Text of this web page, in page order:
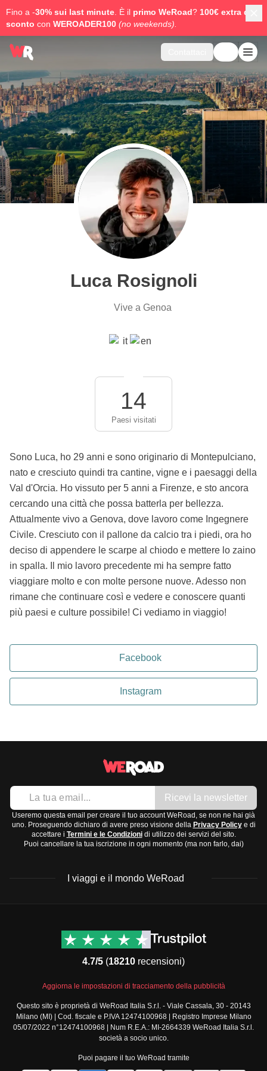
Fino a -30% sui last minute . È il primo WeRoad? 100€ extra di
sconto con WEROADER100 (no weekends).
Luca Rosignoli
Vive a Genoa
14
Paesi visitati
Sono Luca, ho 29 anni e sono originario di Montepulciano,
nato e cresciuto quindi tra cantine, vigne e i paesaggi della
Val d'Orcia. Ho vissuto per 5 anni a Firenze, e sto ancora
cercando una città che possa batterla per bellezza.
Attualmente vivo a Genova, dove lavoro come Ingegnere
Civile. Cresciuto con il pallone da calcio tra i piedi, ora ho
deciso di appendere le scarpe al chiodo e mettere lo zaino
in spalla. Il mio lavoro precedente mi ha sempre fatto
viaggiare molto e con molte persone nuove. Adesso non
rimane che continuare così e vedere e conoscere quanti
più paesi e culture possibile! Ci vediamo in viaggio!
Facebook
Instagram
Ricevi la newsletter
Useremo questa email per creare il tuo account WeRoad, se non ne hai già
uno. Proseguendo dichiaro di avere preso visione della Privacy Policye di
accettare i Termini e le Condizionidi utilizzo dei servizi del sito.
Puoi cancellare la tua iscrizione in ogni momento (ma non farlo, dai)
I viaggi e il mondo WeRoad
Viaggi di gruppo Nord
Viaggi di gruppo Centro
Viaggi di gruppo Sud
America
Viaggi di gruppo Africa
Viaggi di gruppo Medio
Viaggi di gruppo Asia
Contatti
Termini e condizioni
Condizioni generali
standard
Policy annullamento
viaggio
Cookie policy
Privacy policy
4.7/5 (18210 recensioni)
Aggiorna le impostazioni di tracciamento della pubblicità
Questo sito è proprietà di WeRoad Italia S.r.l. - Viale Cassala, 30 - 20143
Milano (MI) | Cod. fiscale e P.IVA 12474100968 | Registro Imprese Milano
05/07/2022 n°12474100968 | Num R.E.A.: MI-2664339 WeRoad Italia S.r.l.
società a socio unico.
Puoi pagare il tuo WeRoad tramite